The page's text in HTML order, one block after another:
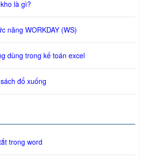
là gì?
năng WORKDAY (WS)
dùng trong kế toán excel
đổ xuống
trong word